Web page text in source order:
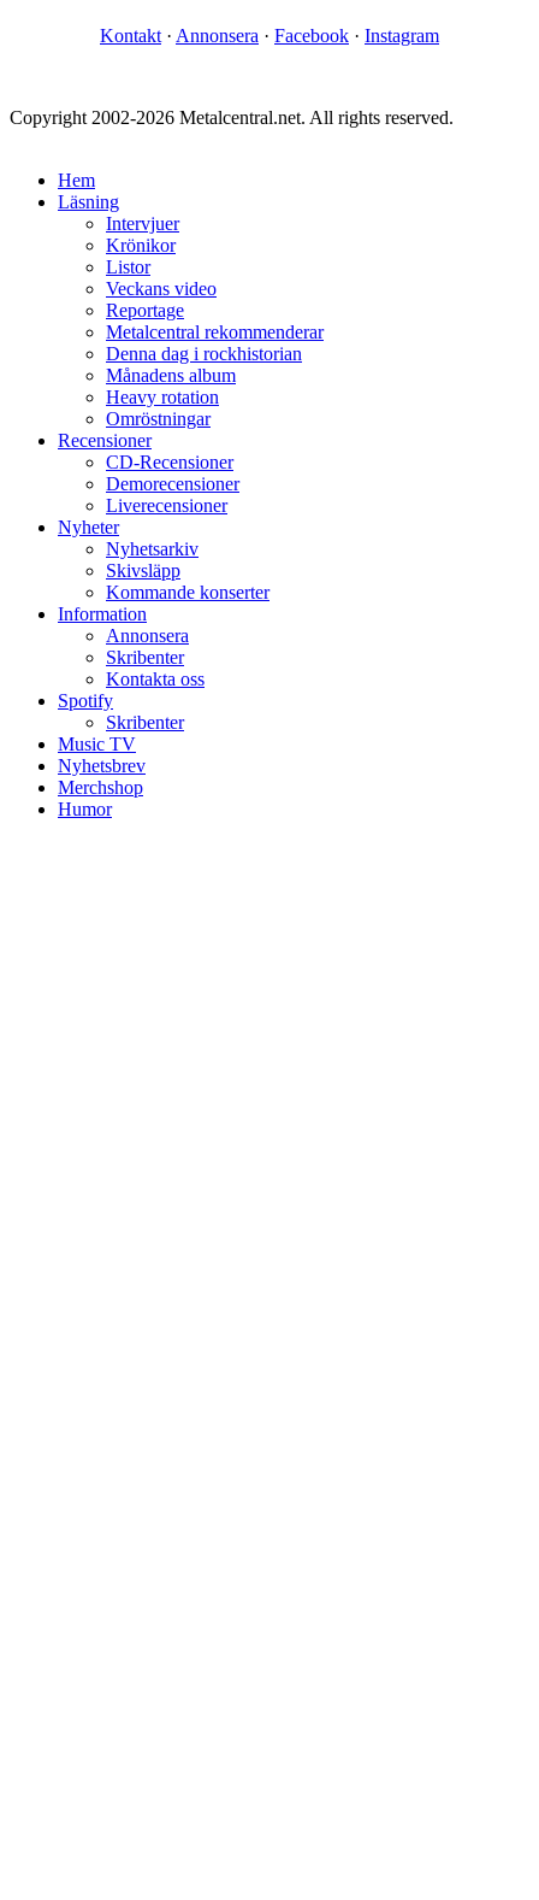
Kontakt · Annonsera · Facebook · Instagram
Copyright 2002-2026 Metalcentral.net. All rights reserved.
Hem
Läsning
Intervjuer
Krönikor
Listor
Veckans video
Reportage
Metalcentral rekommenderar
Denna dag i rockhistorian
Månadens album
Heavy rotation
Omröstningar
Recensioner
CD-Recensioner
Demorecensioner
Liverecensioner
Nyheter
Nyhetsarkiv
Skivsläpp
Kommande konserter
Information
Annonsera
Skribenter
Kontakta oss
Spotify
Skribenter
Music TV
Nyhetsbrev
Merchshop
Humor